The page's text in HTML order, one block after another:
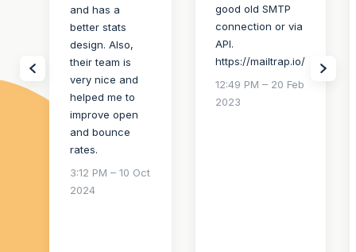
and has a
better stats
design. Also,
their team is
very nice and
helped me to
improve open
and bounce
rates.
3:12 PM – 10 Oct
2024
good old SMTP
connection or via
API.
https://mailtrap.io/
12:49 PM – 20 Feb
2023